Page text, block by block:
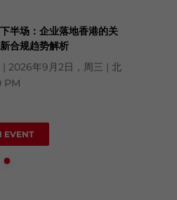
半场：企业落地香港的关
合规趋势解析
| 2026年9月2日，周三 | 北
PM
EVENT